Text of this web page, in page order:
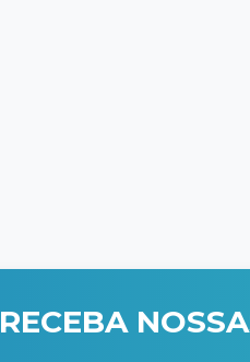
RECEBA